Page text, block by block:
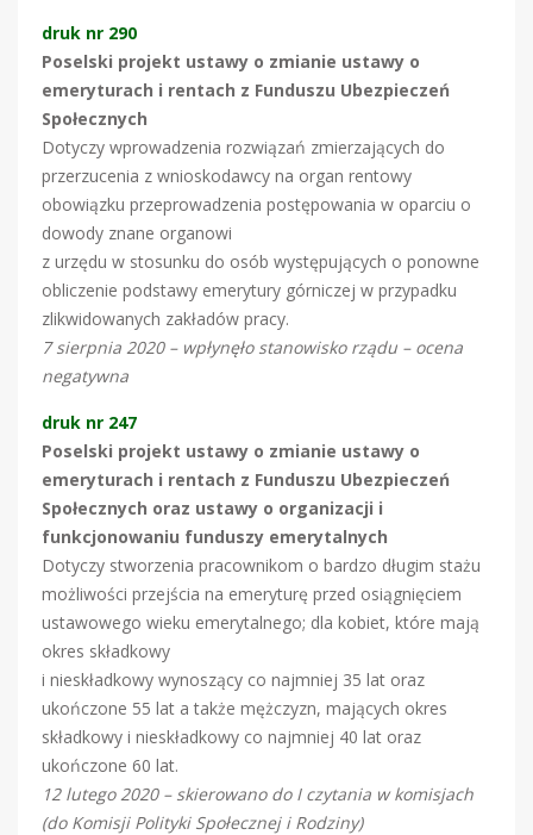
druk nr 290
Poselski projekt ustawy o zmianie ustawy o
emeryturach i rentach z Funduszu Ubezpieczeń
Społecznych
Dotyczy wprowadzenia rozwiązań zmierzających do
przerzucenia z wnioskodawcy na organ rentowy
obowiązku przeprowadzenia postępowania w oparciu o
dowody znane organowi
z urzędu w stosunku do osób występujących o ponowne
obliczenie podstawy emerytury górniczej w przypadku
zlikwidowanych zakładów pracy.
7 sierpnia 2020 – wpłynęło stanowisko rządu – ocena
negatywna
druk nr 247
Poselski projekt ustawy o zmianie ustawy o
emeryturach i rentach z Funduszu Ubezpieczeń
Społecznych oraz ustawy o organizacji i
funkcjonowaniu funduszy emerytalnych
Dotyczy stworzenia pracownikom o bardzo długim stażu
możliwości przejścia na emeryturę przed osiągnięciem
ustawowego wieku emerytalnego; dla kobiet, które mają
okres składkowy
i nieskładkowy wynoszący co najmniej 35 lat oraz
ukończone 55 lat a także mężczyzn, mających okres
składkowy i nieskładkowy co najmniej 40 lat oraz
ukończone 60 lat.
12 lutego 2020 – skierowano do I czytania w komisjach
(do Komisji Polityki Społecznej i Rodziny)